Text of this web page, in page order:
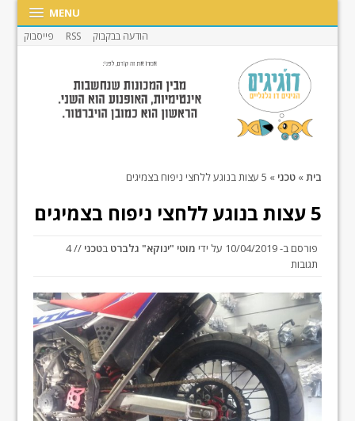
MENU
הודעה בבקבוק RSS פייסבוק
בית» טכני »
5 עצות בנוגע ללחצי ניפוח בצמיגים
פורסם ב-10/04/2019 על ידי מוטי "ינוקא" גלברט בטכני
// 4
תגובות